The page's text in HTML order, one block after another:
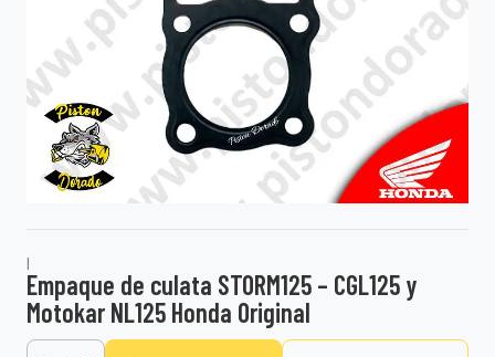
|
Empaque de culata STORM125 – CGL125 y
Motokar NL125 Honda Original